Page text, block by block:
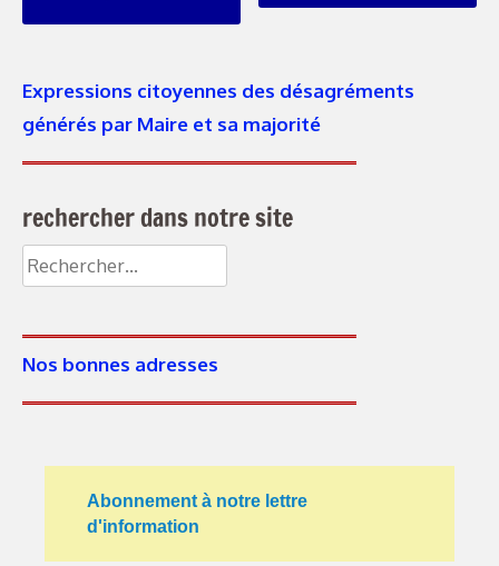
Expressions citoyennes des désagréments
générés par Maire et sa majorité
rechercher dans notre site
Nos bonnes adresses
Abonnement à notre lettre
d'information